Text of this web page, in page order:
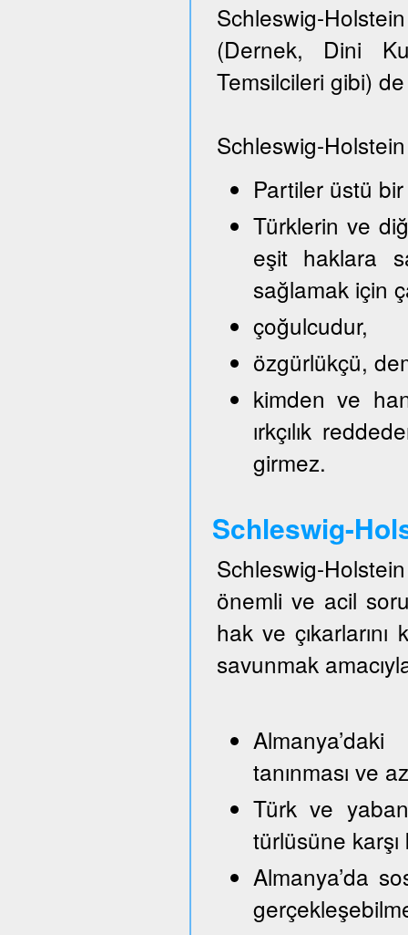
Schleswig-
(Dernek, Dini
Temsilcileri gibi)
Schleswig-
Partiler üstü
Türklerin ve
eşit haklara
sağlamak için
çoğulcudur,
özgürlükçü,
kimden ve
ırkçılık
girmez.
Schleswig-
Schleswig-
önemli ve acil
hak ve
savunmak
tanınması ve
Türk ve
türlüsüne
Almanya’da